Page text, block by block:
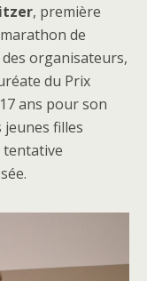
, première
de
organisateurs,
du Prix
ans pour son
jeunes filles
tentative